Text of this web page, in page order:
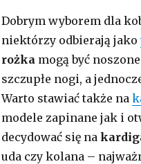
Dobrym wyborem dla
niektórzy odbierają jako
rożka mogą być
szczupłe nogi, a
Warto stawiać także na
modele zapinane jak i
decydować się na
uda czy kolana –